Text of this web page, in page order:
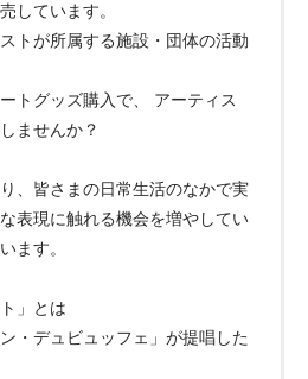
しています。
トが所属する施設・団体の活動
トグッズ購入で、 アーティス
ませんか？
、皆さまの日常生活のなかで実
表現に触れる機会を増やしてい
ます。
」とは
・デュビュッフェ」が提唱した